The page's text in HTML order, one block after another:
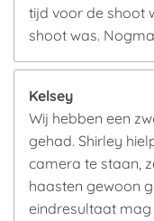
tijd voor de shoot
shoot was.
Kelsey
Wij hebben een
gehad. Shirley
camera te staan,
haasten gewoon
eindresultaat mag